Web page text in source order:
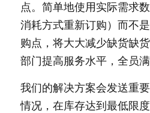
点。简单地使用实际需求
消耗方式重新订购）而不
购点，将大大减少缺货缺
部门提高服务水平，全员满
我们的解决方案会发送重
情况，在库存达到最低限